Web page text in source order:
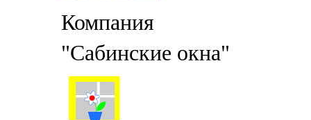
Компания
"Сабинские окна"